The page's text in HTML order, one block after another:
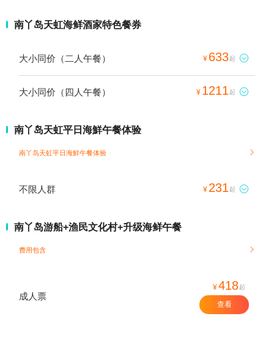
南丫岛天虹海鲜酒家特色餐券
大小同价（二人午餐） ¥ 633起 
大小同价（四人午餐） ¥ 1211 起 
南丫岛天虹平日海鮮午餐体验
南丫岛天虹平日海鮮午餐体验 
不限人群 ¥ 231 起 
南丫岛游船+渔民文化村+升级海鲜午餐
费用包含 
成人票
¥418起
查看